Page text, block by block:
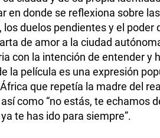
en donde se reflexiona sobre
duelos pendientes y el poder
de amor a la ciudad
con la intención de entender y
la película es una expresión
que repetía la madre del
como “no estás, te echamos
te has ido para siempre”.